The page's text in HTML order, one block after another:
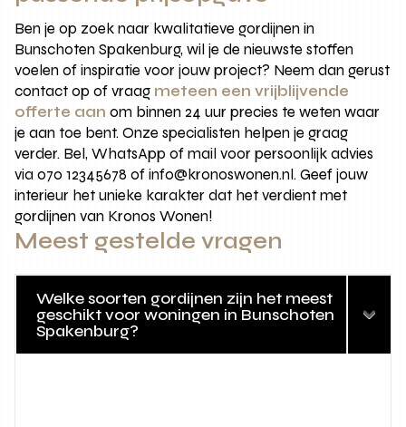
Ben je op zoek naar kwalitatieve gordijnen in
Bunschoten Spakenburg, wil je de nieuwste stoffen
voelen of inspiratie voor jouw project? Neem dan gerust
contact op of vraag meteen een vrijblijvende
offerte aan om binnen 24 uur precies te weten waar
je aan toe bent. Onze specialisten helpen je graag
verder. Bel, WhatsApp of mail voor persoonlijk advies
via 070 12345678 of info@kronoswonen.nl. Geef jouw
interieur het unieke karakter dat het verdient met
gordijnen van Kronos Wonen!
Meest gestelde vragen
Welke soorten gordijnen zijn het meest
geschikt voor woningen in Bunschoten
Spakenburg?